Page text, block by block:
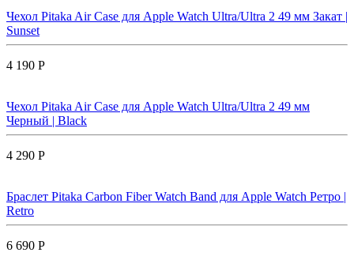
Чехол Pitaka Air Case для Apple Watch Ultra/Ultra 2 49 мм Закат |
Sunset
4 190 Р
Чехол Pitaka Air Case для Apple Watch Ultra/Ultra 2 49 мм
Черный | Black
4 290 Р
Браслет Pitaka Carbon Fiber Watch Band для Apple Watch Ретро |
Retro
6 690 Р